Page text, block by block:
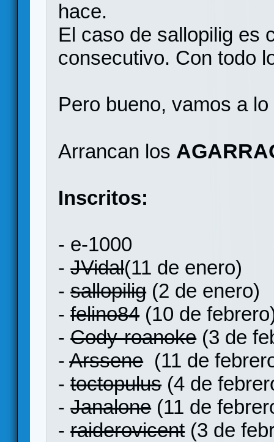
hace.
El caso de sallopilig es
consecutivo. Con todo
Pero bueno, vamos a
Arrancan los
Inscritos:
- e-1000
-JVidal(11 de enero)
-sallopilig(2 de enero)
-felino84(10 de
-Cody-roanoke(3 de
-Arssene(11 de
-toctopulus(4 de
-Janalone(11 de
-raiderovicent(3 de